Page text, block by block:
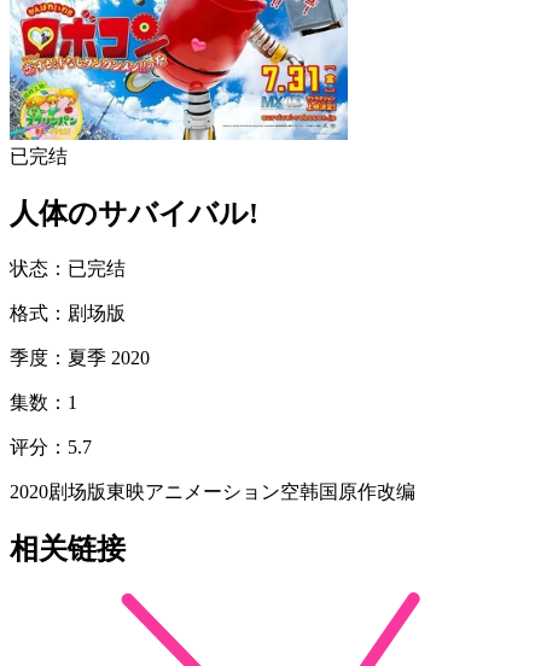
已完结
人体のサバイバル!
状态 ： 已完结
格式 ： 剧场版
季度 ： 夏季 2020
集数 ： 1
评分 ： 5.7
2020剧场版東映アニメーション空韩国原作改编
相关链接